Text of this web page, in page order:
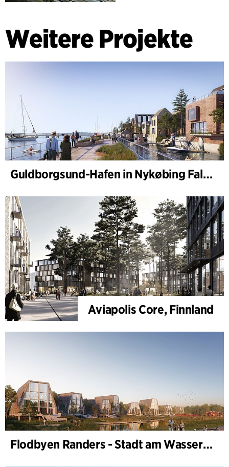
Weitere Projekte
Guldborgsund-Hafen in Nykøbing Falster
Aviapolis Core, Finnland
Flodbyen Randers - Stadt am Wasser (Stadtentwicklungsplan)